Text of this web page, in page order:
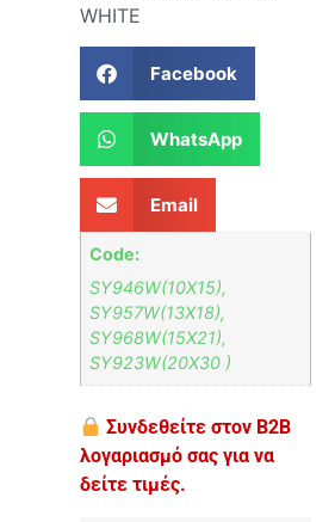
WHITE
Facebook
WhatsApp
Email
Code:
SY946W(10X15),
SY957W(13X18),
SY968W(15X21),
SY923W(20X30 )
Συνδεθείτε στον B2B
λογαριασμό σας για να
δείτε τιμές.